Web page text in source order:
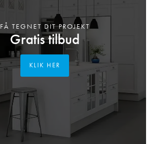
Gratis tilbud
FÅ TEGNET DIT PROJEKT
KLIK HER